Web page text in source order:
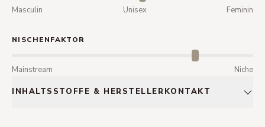
Masculin Unisex Feminin
NISCHENFAKTOR
Mainstream Niche
INHALTSSTOFFE & HERSTELLERKONTAKT